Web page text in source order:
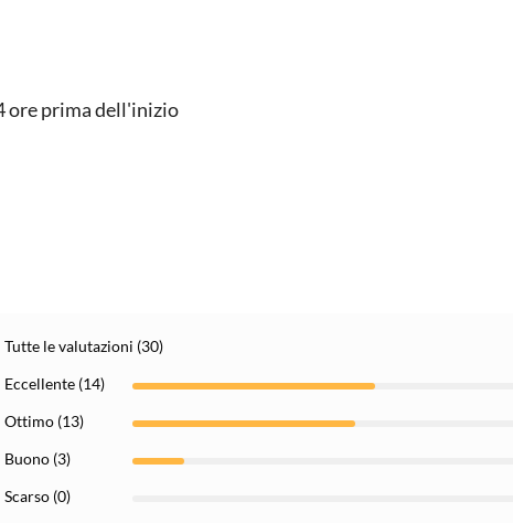
ore prima dell'inizio
Tutte le valutazioni (30)
Eccellente (14)
Ottimo (13)
Buono (3)
Scarso (0)